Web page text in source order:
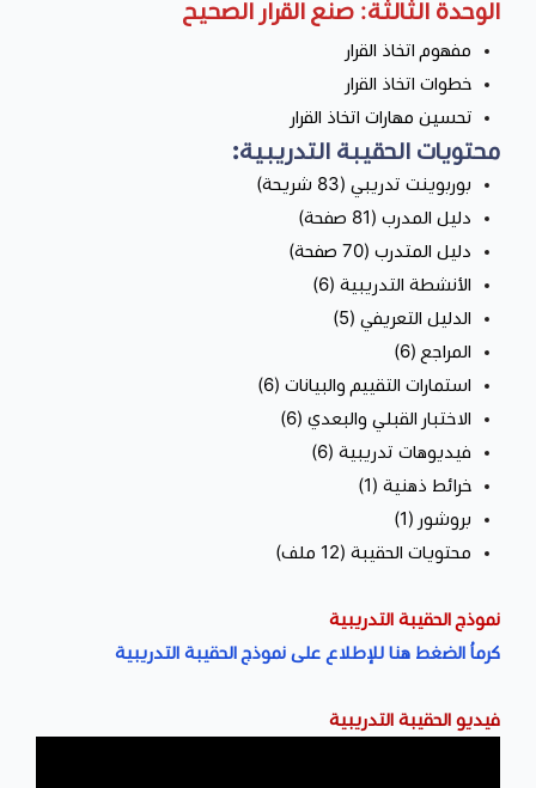
الوحدة الثالثة: صنع القرار الصحيح
مفهوم اتخاذ القرار
خطوات اتخاذ القرار
تحسين مهارات اتخاذ القرار
محتويات الحقيبة التدريبية:
بوربوينت تدريبي (83 شريحة)
دليل المدرب (81 صفحة)
دليل المتدرب (70 صفحة)
الأنشطة التدريبية (6)
الدليل التعريفي (5)
المراجع (6)
استمارات التقييم والبيانات (6)
الاختبار القبلي والبعدي (6)
فيديوهات تدريبية (6)
خرائط ذهنية (1)
بروشور (1)
محتويات الحقيبة (12 ملف)
نموذج الحقيبة التدريبية
كرماُ الضغط هنا للإطلاع على نموذج الحقيبة التدريبية
فيديو الحقيبة التدريبية